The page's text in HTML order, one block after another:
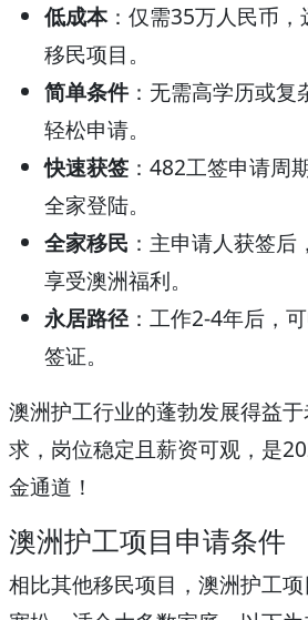
低成本 ：仅需35万人民币
移民项目。
简单条件 ：无需高学历或
轻松申请。
快速获签 ：482工签申请周
全家登陆。
全家移民 ：主申请人获签
享受澳洲福利。
永居路径：工作2-4年后，
签证。
澳洲护工行业的蓬勃发展得益
求，岗位稳定且薪资可观，是
金通道！
澳洲护工项目申请条件
相比其他移民项目，澳洲护工